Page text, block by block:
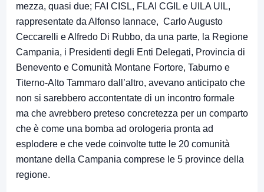
mezza, quasi due; FAI CISL, FLAI CGIL e UILA UIL,
rappresentate da Alfonso Iannace, Carlo Augusto
Ceccarelli e Alfredo Di Rubbo, da una parte, la Regione
Campania, i Presidenti degli Enti Delegati, Provincia di
Benevento e Comunità Montane Fortore, Taburno e
Titerno-Alto Tammaro dall’altro, avevano anticipato che
non si sarebbero accontentate di un incontro formale
ma che avrebbero preteso concretezza per un comparto
che è come una bomba ad orologeria pronta ad
esplodere e che vede coinvolte tutte le 20 comunità
montane della Campania comprese le 5 province della
regione.